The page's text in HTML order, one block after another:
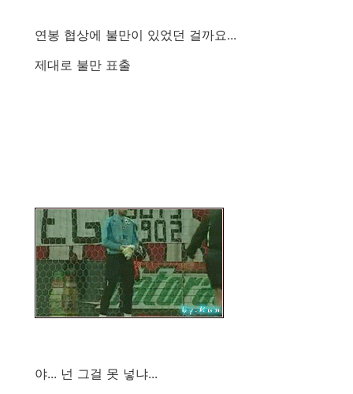
연봉 협상에 불만이 있었던 걸까요...
제대로 불만 표출
야... 넌 그걸 못 넣냐...